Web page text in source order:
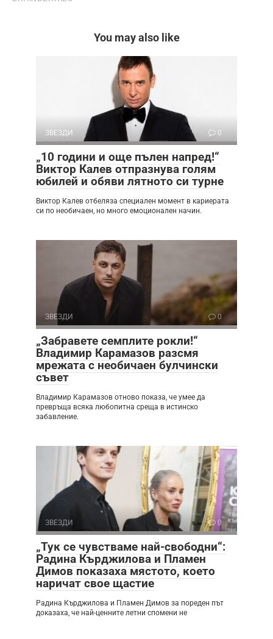
You may also like
ЗВЕЗДИ 0
„10 години и още пълен напред!“
Виктор Калев отпразнува голям
юбилей и обяви лятното си турне
Виктор Калев отбеляза специален момент в кариерата
си по необичаен, но много емоционален начин.
ЗВЕЗДИ 0
„Забравете семплите рокли!“
Владимир Карамазов разсмя
мрежата с необичаен булчински
съвет
Владимир Карамазов отново показа, че умее да
превръща всяка любопитна среща в истинско
забавление.
ЗВЕЗДИ 0
„Тук се чувстваме най-свободни“:
Радина Кърджилова и Пламен
Димов показаха мястото, което
наричат свое щастие
Радина Кърджилова и Пламен Димов за пореден път
доказаха, че най-ценните летни спомени не